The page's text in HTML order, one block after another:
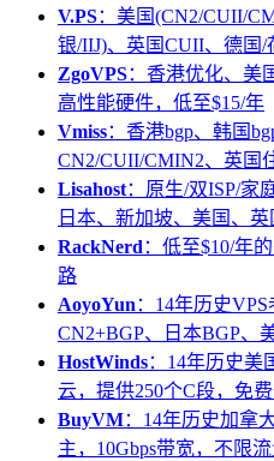
V.PS：美国(CN2/CUII/
银/IIJ)、英国CUII、德国/
ZgoVPS：香港优化、美
高性能硬件，低至$15/年
Vmiss：香港bgp、韩国
CN2/CUII/CMIN2、英国
Lisahost：原生/双ISP/家
日本、新加坡、美国、英
RackNerd：低至$10/年
路
AoyoYun：14年历史
CN2+BGP、日本BGP、
HostWinds：14年历史美
云，提供250个C段，免
BuyVM：14年历史加拿
主，10Gbps带宽，不限